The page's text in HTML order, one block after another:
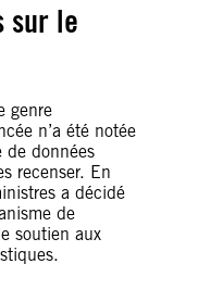
sur le
genre
n’a été notée
de données
recenser. En
a décidé
de
soutien aux